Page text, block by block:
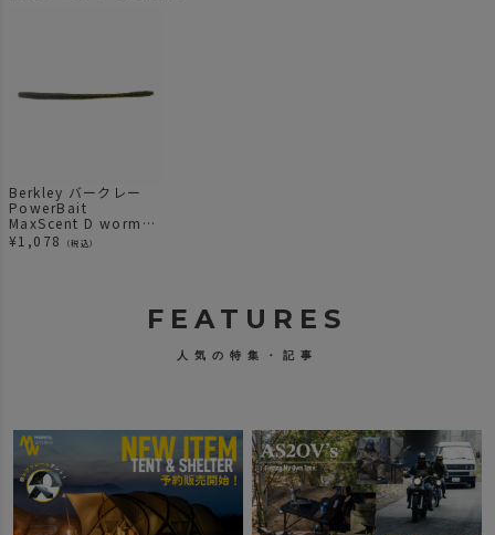
Berkley バークレー
PowerBait
MaxScent D worm
5.5inch (ディワーム
5.5インチ) GP(グリー
¥1,078 （税込）
FEATURES
人気の特集・記事